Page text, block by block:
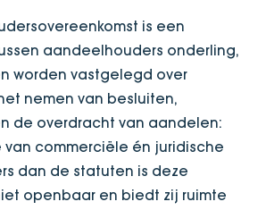
is een
aandeelhouders onderling,
worden vastgelegd over
nemen van besluiten,
de overdracht van aandelen:
commerciële én juridische
dan de statuten is deze
openbaar en biedt zij ruimte